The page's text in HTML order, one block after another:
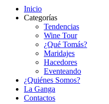
Inicio
Categorías
Tendencias
Wine Tour
¿Qué Tomás?
Maridajes
Hacedores
Eventeando
¿Quiénes Somos?
La Ganga
Contactos